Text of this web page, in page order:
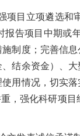
目立项遴选和
报告项目中期或
制度；完善信
结余资金）、
用情况，切实
，强化科研项